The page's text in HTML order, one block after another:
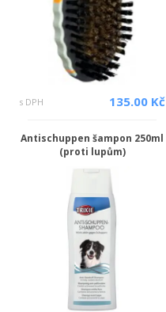
s DPH 135.00 Kč
Antischuppen šampon 250ml
(proti lupům)